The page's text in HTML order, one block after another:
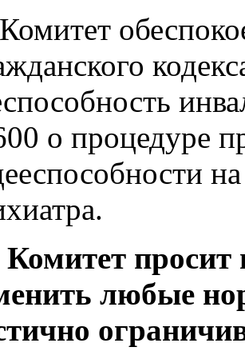
о процедуре
Комитет просит
любые